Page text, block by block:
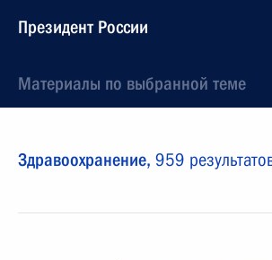
Президент России
Материалы по выбранной теме
Здравоохранение, 959